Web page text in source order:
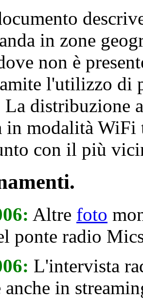
in zone
non è
l'utilizzo di
La distribuzione
in modalità WiFi
con il più
Altre foto
ponte radio
L'intervista
anche in